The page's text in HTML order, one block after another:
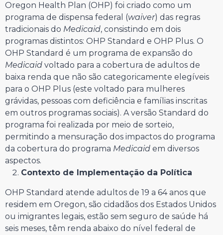
Oregon Health Plan (OHP) foi criado como um
programa de dispensa federal (waiver) das regras
tradicionais do Medicaid, consistindo em dois
programas distintos: OHP Standard e OHP Plus. O
OHP Standard é um programa de expansão do
Medicaid voltado para a cobertura de adultos de
baixa renda que não são categoricamente elegíveis
para o OHP Plus (este voltado para mulheres
grávidas, pessoas com deficiência e famílias inscritas
em outros programas sociais). A versão Standard do
programa foi realizada por meio de sorteio,
permitindo a mensuração dos impactos do programa
da cobertura do programa Medicaid em diversos
aspectos.
Contexto de Implementação da Política
OHP Standard atende adultos de 19 a 64 anos que
residem em Oregon, são cidadãos dos Estados Unidos
ou imigrantes legais, estão sem seguro de saúde há
seis meses, têm renda abaixo do nível federal de